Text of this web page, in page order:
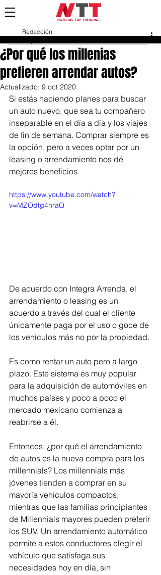
¿Por qué los millenias
prefieren arrendar autos?
Redacción
Actualizado: 9 oct 2020
Si estás haciendo planes para buscar
un auto nuevo, que sea tu compañero
inseparable en el día a día y los viajes
de fin de semana. Comprar siempre es
la opción, pero a veces optar por un
leasing o arrendamiento nos dé
mejores beneficios.
https://www.youtube.com/watch?
v=MZOdtg4nraQ
De acuerdo con Integra Arrenda, el
arrendamiento o leasing es un
acuerdo a través del cual el cliente
únicamente paga por el uso o goce de
los vehículos más no por la propiedad.
Es como rentar un auto pero a largo
plazo. Este sistema es muy popular
para la adquisición de automóviles en
muchos países y poco a poco el
mercado mexicano comienza a
reabrirse a él.
Entonces, ¿por qué el arrendamiento
de autos es la nueva compra para los
millennials? Los millennials más
jóvenes tienden a comprar en su
mayoría vehículos compactos,
mientras que las familias principiantes
de Millennials mayores pueden preferir
los SUV. Un arrendamiento automático
permite a estos conductores elegir el
vehículo que satisfaga sus
necesidades hoy en día, sin